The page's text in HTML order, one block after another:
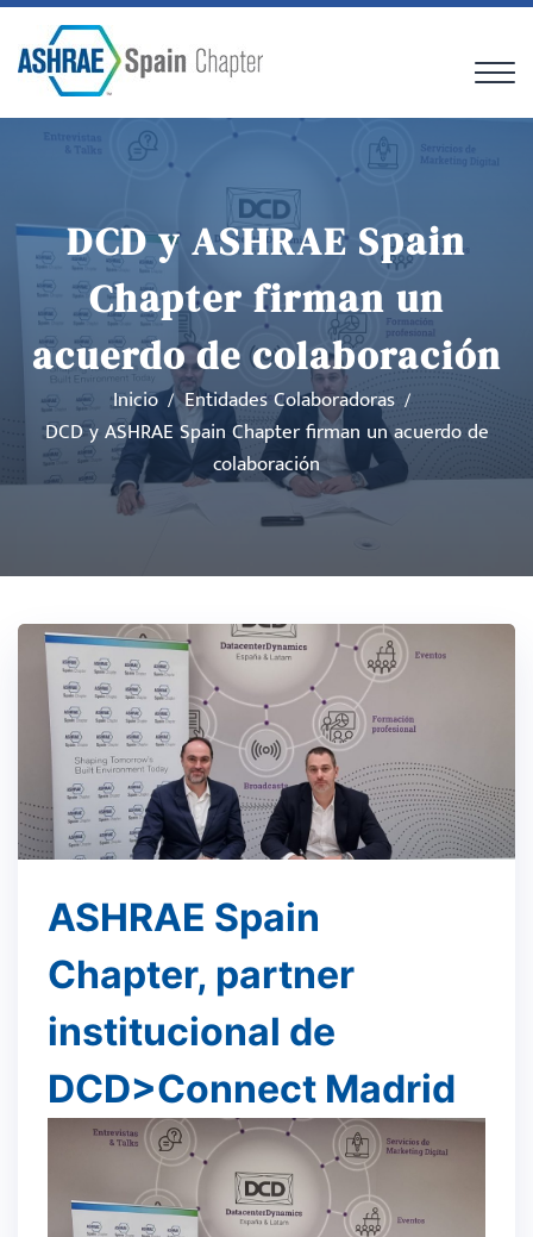
DCD y ASHRAE Spain
Chapter firman un
acuerdo de colaboración
Inicio
Entidades Colaboradoras
DCD y ASHRAE Spain Chapter firman un acuerdo de
colaboración
ASHRAE Spain
Chapter, partner
institucional de
DCD>Connect Madrid